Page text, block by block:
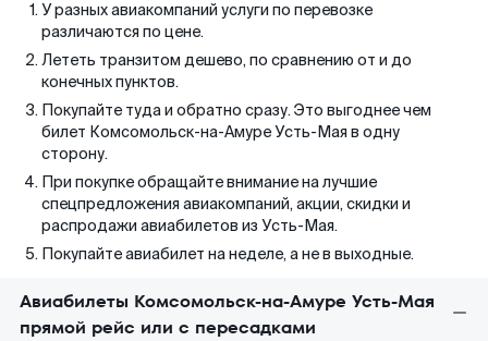
У разных авиакомпаний услуги по перевозке
различаются по цене.
Лететь транзитом дешево, по сравнению от и до
конечных пунктов.
Покупайте туда и обратно сразу. Это выгоднее чем
билет Комсомольск-на-Амуре Усть-Мая в одну
сторону.
При покупке обращайте внимание на лучшие
спецпредложения авиакомпаний, акции, скидки и
распродажи авиабилетов из Усть-Мая.
Покупайте авиабилет на неделе, а не в выходные.
Авиабилеты Комсомольск-на-Амуре Усть-Мая
прямой рейс или с пересадками